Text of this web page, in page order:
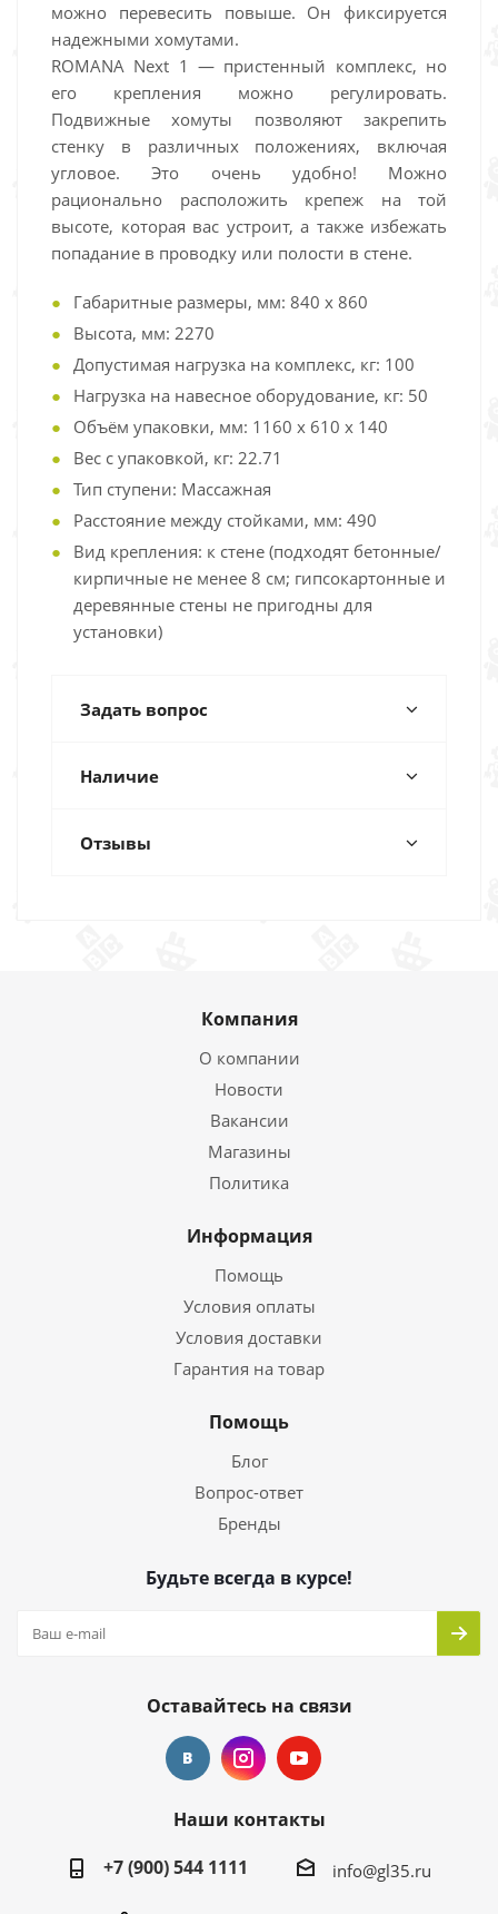
можно перевесить повыше. Он фиксируется
надежными хомутами.
ROMANA Next 1 — пристенный комплекс, но
его крепления можно регулировать.
Подвижные хомуты позволяют закрепить
стенку в различных положениях, включая
угловое. Это очень удобно! Можно
рационально расположить крепеж на той
высоте, которая вас устроит, а также избежать
попадание в проводку или полости в стене.
Габаритные размеры, мм: 840 x 860
Высота, мм: 2270
Допустимая нагрузка на комплекс, кг: 100
Нагрузка на навесное оборудование, кг: 50
Объём упаковки, мм: 1160 x 610 x 140
Вес с упаковкой, кг: 22.71
Тип ступени: Массажная
Расстояние между стойками, мм: 490
Вид крепления: к стене (подходят бетонные/
кирпичные не менее 8 см; гипсокартонные и
деревянные стены не пригодны для
установки)
Задать вопрос
Наличие
Отзывы
Компания
О компании
Новости
Вакансии
Магазины
Политика
Информация
Помощь
Условия оплаты
Условия доставки
Гарантия на товар
Помощь
Блог
Вопрос-ответ
Бренды
Будьте всегда в курсе!
Оставайтесь на связи
Наши контакты
+7 (900) 544 1111
info@gl35.ru